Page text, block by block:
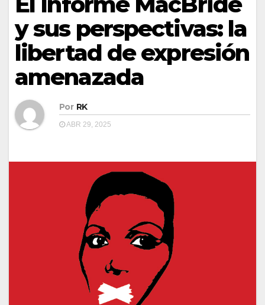
y sus perspectivas: la
libertad de expresión
amenazada
Por RK
ABR 29, 2025